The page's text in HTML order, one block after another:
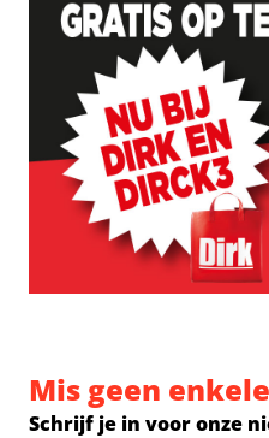
Mis geen
Schrijf je in voor onze